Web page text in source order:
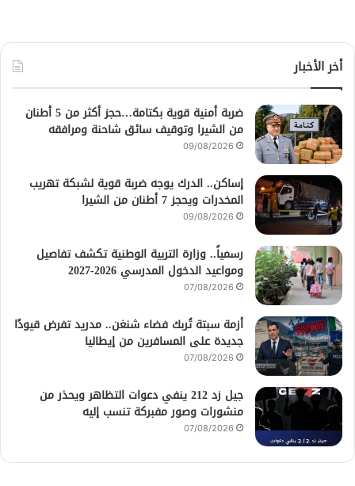
أخر الأخبار
ضربة أمنية قوية بكتامة…حجز أكثر من 5 أطنان
من الشيرا وتوقيف سائق شاحنة ومرافقه
09/08/2026
إساكن.. الدرك يوجه ضربة قوية لشبكة تهريب
المخدرات ويحجز 7 أطنان من الشيرا
09/08/2026
رسمياً.. وزارة التربية الوطنية تكشف تفاصيل
ومواعيد الدخول المدرسي 2026-2027
07/08/2026
أزمة سبتة تُربك فضاء شنغن.. مدريد تفرض قيودًا
جديدة على المسافرين من إيطاليا
07/08/2026
جيل زد 212 ينفي دعوات التظاهر ويحذر من
منشورات وصور مفبركة تنسب إليه
07/08/2026